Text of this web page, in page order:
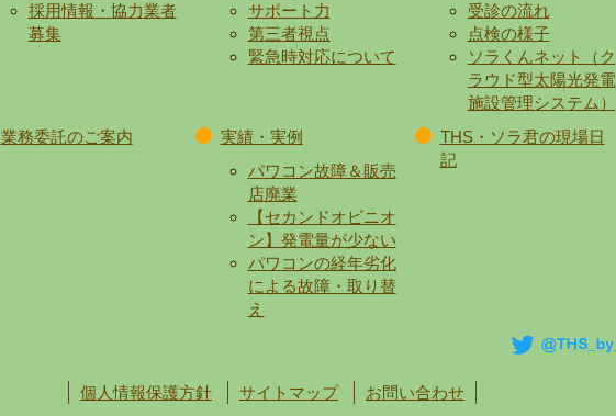
採用情報・協力業者
募集
サポート力
第三者視点
緊急時対応について
受診の流れ
点検の様子
ソラくんネット（ク
ラウド型太陽光発電
施設管理システム）
業務委託のご案内
実績・実例
パワコン故障＆販売
店廃業
【セカンドオピニオ
ン】発電量が少ない
パワコンの経年劣化
による故障・取り替
え
THS・ソラ君の現場日
記
個人情報保護方針 サイトマップ お問い合わせ